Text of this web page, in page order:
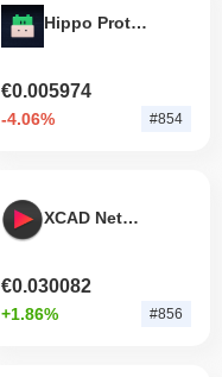
Hippo Protocol
€0.005974
-4.06% #854
XCAD Network PLAY
€0.030082
+1.86% #856